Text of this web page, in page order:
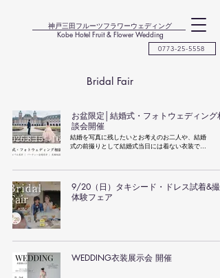
神戸三田フルーツフラワーウェディング
Kobe Hotel Fruit & Flower Wedding
0773-25-5558
Bridal Fair
お盆限定│結婚式・フォトウェディング相
談会開催
9/20（日）タキシード・ドレス試着&撮
体験フェア
WEDDING衣装展示会 開催
結婚を写真に残したいとお考えのお二人や、結婚
式の前撮りとして結婚式当日には着ない衣装での